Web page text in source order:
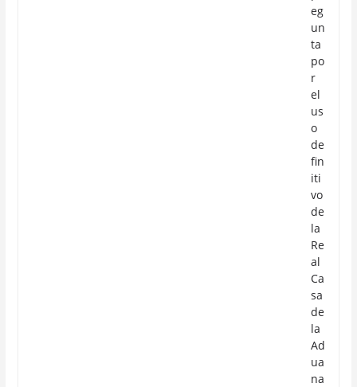
eg
un
ta
po
r
el
us
o
de
fin
iti
vo
de
la
Re
al
Ca
sa
de
la
Ad
ua
na